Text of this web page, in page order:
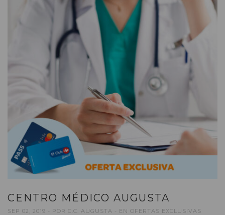
CENTRO MÉDICO AUGUSTA
SEP 02, 2019 POR C.C. AUGUSTA EN OFERTAS EXCLUSIVAS